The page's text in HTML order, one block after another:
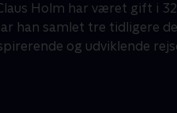
Holm har været gift i
han samlet tre tidligere
og udviklende